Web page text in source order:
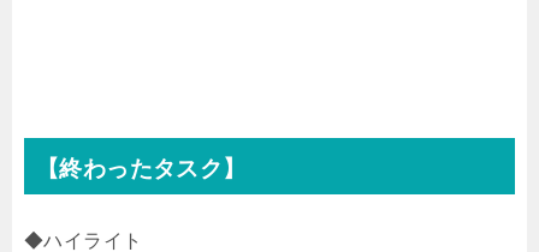
【終わったタスク】
◆ハイライト